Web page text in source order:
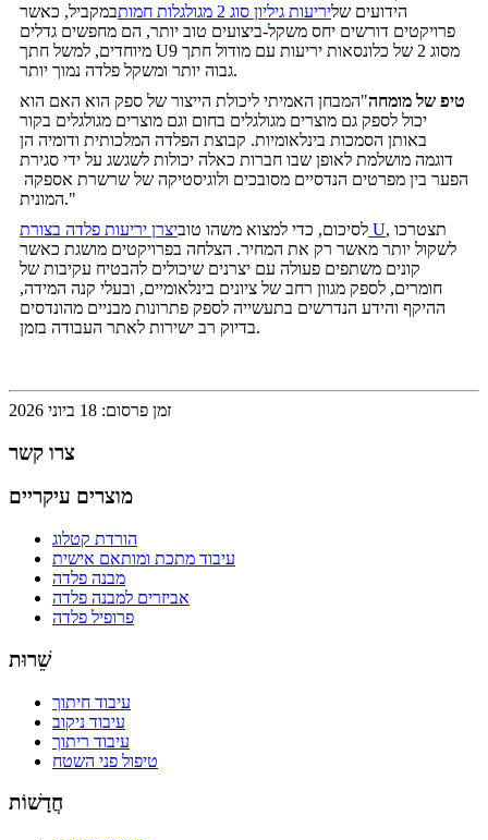
הידועים שליריעות גיליון סוג 2 מגולגלות חמות
במקביל, כאשר
פרויקטים דורשים יחס משקל-ביצועים טוב יותר, הם מחפשים גדלים
מיוחדים, למשל חתך U9 מסוג 2 של כלונסאות יריעות עם מודול חתך
גבוה יותר ומשקל פלדה נמוך יותר.
טיפ של מומחה"המבחן האמיתי ליכולת הייצור של ספק הוא האם הוא
יכול לספק גם מוצרים מגולגלים בחום וגם מוצרים מגולגלים בקור
באותן הסמכות בינלאומיות. קבוצת הפלדה המלכותית ודומיה הן
דוגמה מושלמת לאופן שבו חברות כאלה יכולות לשגשג על ידי סגירת
הפער בין מפרטים הנדסיים מסובכים ולוגיסטיקה של שרשרת אספקה ​​
המונית."
לסיכום, כדי למצוא משהו טוב יצרן יריעות פלדה בצורת U, תצטרכו
לשקול יותר מאשר רק את המחיר. הצלחה בפרויקטים מושגת כאשר
קונים משתפים פעולה עם יצרנים שיכולים להבטיח עקיבות של
חומרים, לספק מגוון רחב של ציונים בינלאומיים, ובעלי קנה המידה,
ההיקף והידע הנדרשים בתעשייה לספק פתרונות מבניים מהונדסים
בדיוק רב ישירות לאתר העבודה בזמן.
זמן פרסום: 18 ביוני 2026
צרו קשר
מוצרים עיקריים
הורדת קטלוג
עיבוד מתכת ומותאם אישית
מבנה פלדה
אביזרים למבנה פלדה
פרופיל פלדה
שֵׁרוּת
עיבוד חיתוך
עיבוד ניקוב
עיבוד ריתוך
טיפול פני השטח
חֲדָשׁוֹת